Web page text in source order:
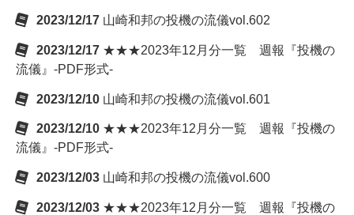
2023/12/17 山崎和邦の投機の流儀vol.602
2023/12/17 ★★★2023年12月分一覧 週報『投機の
流儀』-PDF形式-
2023/12/10 山崎和邦の投機の流儀vol.601
2023/12/10 ★★★2023年12月分一覧 週報『投機の
流儀』-PDF形式-
2023/12/03 山崎和邦の投機の流儀vol.600
2023/12/03 ★★★2023年12月分一覧 週報『投機の